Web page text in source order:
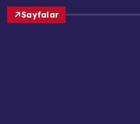
Sayfalar